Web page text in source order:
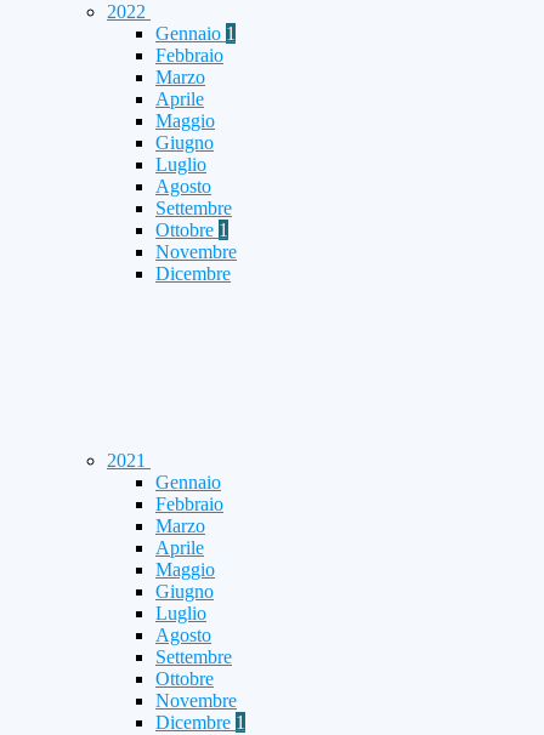
2022
Gennaio 1
Febbraio
Marzo
Aprile
Maggio
Giugno
Luglio
Agosto
Settembre
Ottobre 1
Novembre
Dicembre
2021
Gennaio
Febbraio
Marzo
Aprile
Maggio
Giugno
Luglio
Agosto
Settembre
Ottobre
Novembre
Dicembre 1